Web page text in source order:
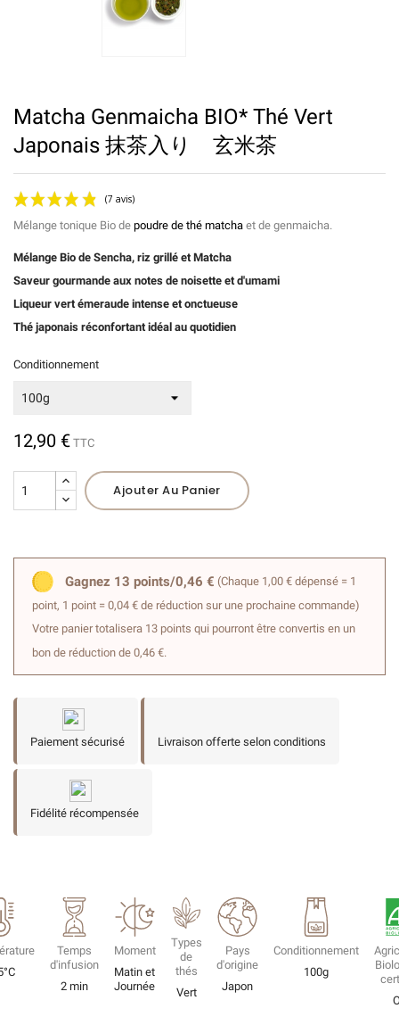
Matcha Genmaicha BIO* Thé Vert
Japonais 抹茶入り 玄米茶
Mélange tonique Bio de poudre de thé matcha et de genmaicha.
Mélange Bio de Sencha, riz grillé et Matcha
Saveur gourmande aux notes de noisette et d'umami
Liqueur vert émeraude intense et onctueuse
Thé japonais réconfortant idéal au quotidien
Conditionnement
12,90 € TTC
Ajouter Au Panier
Gagnez 13 points/0,46 € (Chaque 1,00 € dépensé = 1
point, 1 point = 0,04 € de réduction sur une prochaine commande)
Votre panier totalisera 13 points qui pourront être convertis en un
bon de réduction de 0,46 €.
Paiement sécurisé Livraison offerte selon conditions
Fidélité récompensée
Temps
d'infusion
2 min
Moment
Matin et
Journée
Types
de
thés
Vert
Pays
d'origine
Japon
Conditionnement
100g